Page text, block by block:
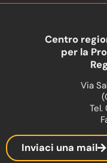
Centro
per la
Via
Tel.
Inviaci una mail